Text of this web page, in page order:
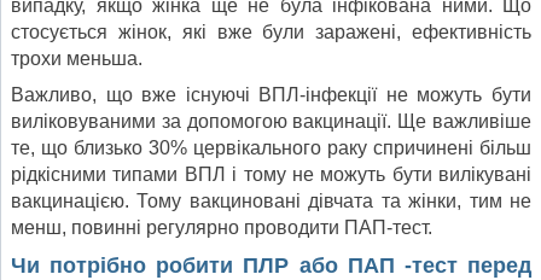
випадку, якщо жінка ще не була інфікована ними. Що
стосується жінок, які вже були заражені, ефективність
трохи меньша.
Важливо, що вже існуючі ВПЛ-інфекції не можуть бути
виліковуваними за допомогою вакцинації. Ще важливіше
те, що близько 30% цервікального раку спричинені більш
рідкісними типами ВПЛ і тому не можуть бути вилікувані
вакцинацією. Тому вакциновані дівчата та жінки, тим не
менш, повинні регулярно проводити ПАП-тест.
Чи потрібно робити ПЛР або ПАП -тест перед